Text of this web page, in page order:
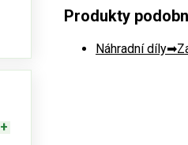
Produkty
Náhradní díly